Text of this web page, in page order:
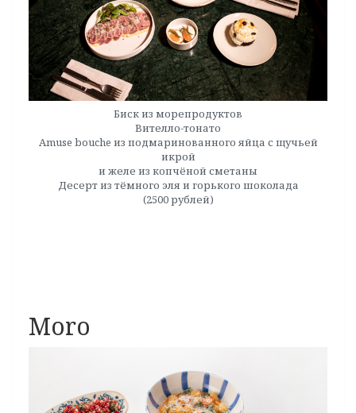
Биск из морепродуктов
Вителло-тонато
Amuse bouche из подмаринованного яйца с щучьей
икрой
и желе из копчёной сметаны
Десерт из тёмного эля и горького шоколада
(2500 рублей)
Moro